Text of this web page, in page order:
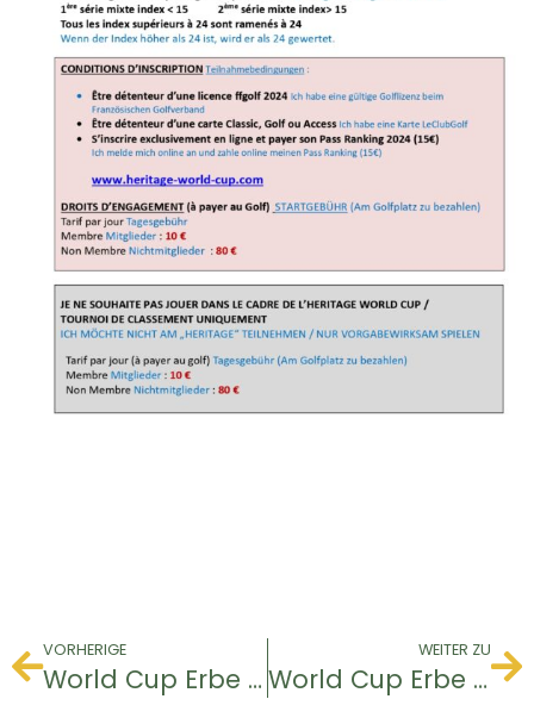
VORHERIGE
World Cup Erbe & Rangliste
WEITER ZU
World Cup Erbe & Rangliste